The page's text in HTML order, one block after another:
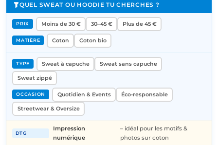
QUEL SWEAT OU HOODIE TU CHERCHES ?
PRIX Moins de 30 € 30–45 € Plus de 45 €
MATIÈRE Coton Coton bio
TYPE Sweat à capuche Sweat sans capuche
Sweat zippé
OCCASION Quotidien & Events Éco-responsable
Streetwear & Oversize
DTG
Impression
numérique
– idéal pour les motifs &
photos sur coton